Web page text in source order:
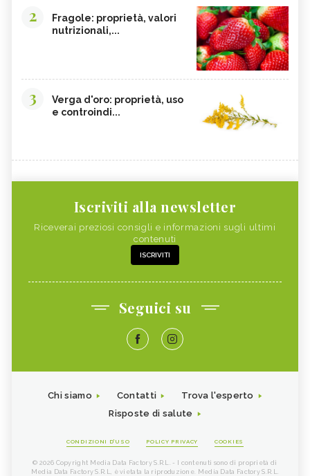
2
Fragole: proprietà, valori
nutrizionali,...
3
Verga d'oro: proprietà, uso
e controindi...
Iscriviti alla newsletter
Riceverai preziosi consigli e informazioni sugli ultimi
contenuti
ISCRIVITI
Seguici su
Chi siamo Contatti
Trova l'esperto
Risposte di salute
CONDIZIONI D'USO POLICY PRIVACY COOKIES
© 2026 Copyright Media Data Factory S.R.L. - I contenuti sono di proprietà di
Media Data Factory S.R.L, è vietata la riproduzione. Media Data Factory S.R.L.